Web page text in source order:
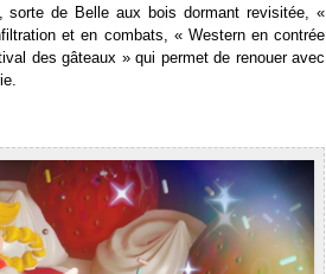
de Belle aux bois dormant revisitée, «
et en combats, « Western en contrée
des gâteaux » qui permet de renouer avec